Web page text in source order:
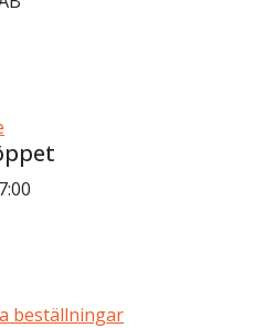
beställningar